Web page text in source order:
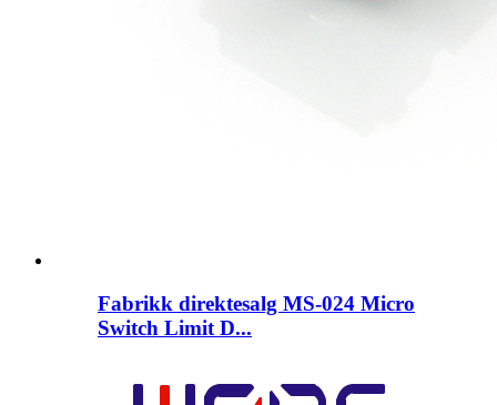
Fabrikk direktesalg MS-024 Micro
Switch Limit D...